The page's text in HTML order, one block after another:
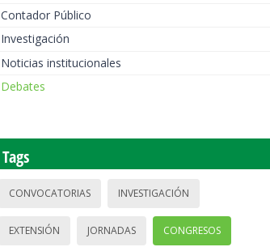
Contador Público
Investigación
Noticias institucionales
Debates
Tags
CONVOCATORIAS INVESTIGACIÓN
EXTENSIÓN JORNADAS CONGRESOS